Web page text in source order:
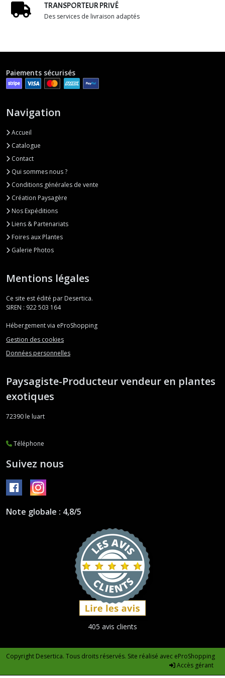
TRANSPORTEUR PRIVÉ
Des services de livraison adaptés
Paiements sécurisés
Navigation
Accueil
Catalogue
Contact
Qui sommes nous ?
Conditions générales de vente
Création Paysagère
Nos Expéditions
Liens & Partenariats
Foires aux Plantes
Galerie Photos
Mentions légales
Ce site est édité par Desertica.
SIREN : 922 503 164
Hébergement via eProShopping
Gestion des cookies
Données personnelles
Paysagiste-Producteur vendeur en plantes
exotiques
72390 le luart
Téléphone
Suivez nous
Note globale : 4,8/5
405 avis clients
Copyright Desertica. Tous droits réservés. Site réalisé avec eProShopping
Accès gérant